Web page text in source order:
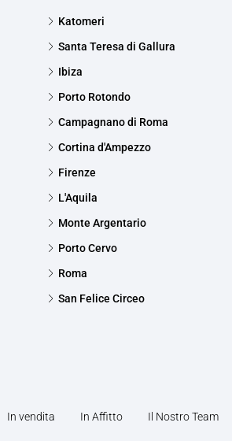
Katomeri
Santa Teresa di Gallura
Ibiza
Porto Rotondo
Campagnano di Roma
Cortina d'Ampezzo
Firenze
L'Aquila
Monte Argentario
Porto Cervo
Roma
San Felice Circeo
In vendita In Affitto Il Nostro Team